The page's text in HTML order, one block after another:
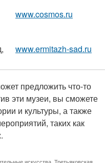
www.cosmos.ru
www.ermitazh-sad.ru
предложить что-то
эти музеи, вы сможете
и культуры, а также
таких как